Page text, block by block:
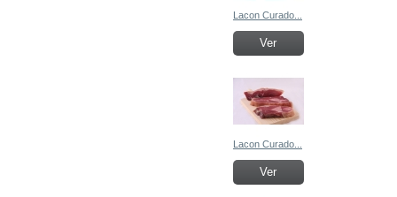
Lacon Curado...
Ver
Lacon Curado...
Ver